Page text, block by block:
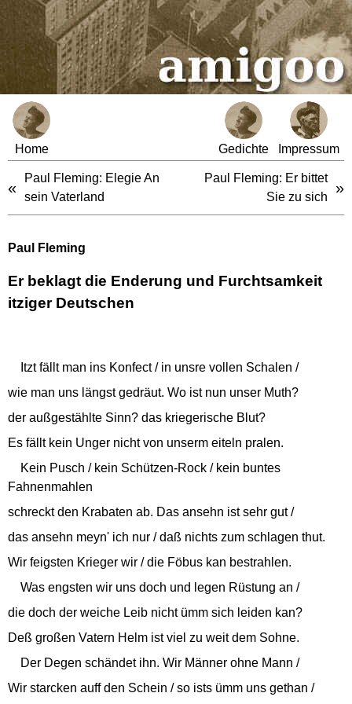
Home Gedichte Impressum
«
Paul Fleming: Elegie An
sein Vaterland
Paul Fleming: Er bittet
Sie zu sich
»
Paul Fleming
Er beklagt die Enderung und Furchtsamkeit
itziger Deutschen
Itzt fällt man ins Konfect / in unsre vollen Schalen /
wie man uns längst gedräut. Wo ist nun unser Muth?
der außgestählte Sinn? das kriegerische Blut?
Es fällt kein Unger nicht von unserm eiteln pralen.
Kein Pusch / kein Schützen-Rock / kein buntes
Fahnenmahlen
schreckt den Krabaten ab. Das ansehn ist sehr gut /
das ansehn meyn' ich nur / daß nichts zum schlagen thut.
Wir feigsten Krieger wir / die Föbus kan bestrahlen.
Was engsten wir uns doch und legen Rüstung an /
die doch der weiche Leib nicht ümm sich leiden kan?
Deß großen Vatern Helm ist viel zu weit dem Sohne.
Der Degen schändet ihn. Wir Männer ohne Mann /
Wir starcken auff den Schein / so ists ümm uns gethan /